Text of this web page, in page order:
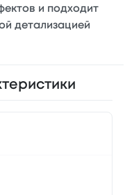
и подходит
детализацией